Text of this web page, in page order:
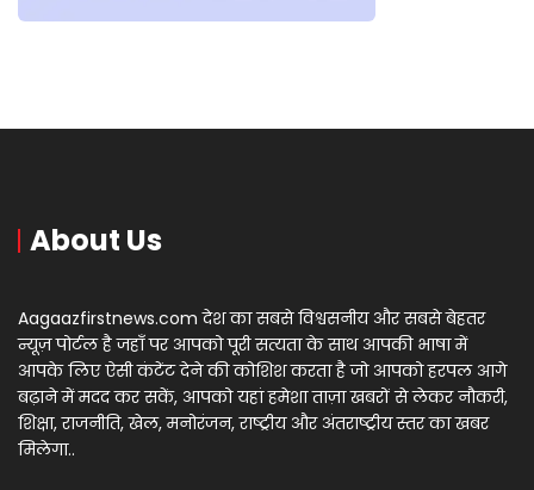
About Us
Aagaazfirstnews.com देश का सबसे विश्वसनीय और सबसे बेहतर
न्यूज़ पोर्टल है जहाँ पर आपको पूरी सत्यता के साथ आपकी भाषा में
आपके लिए ऐसी कंटेंट देने की कोशिश करता है जो आपको हरपल आगे
बढ़ाने में मदद कर सकें, आपको यहां हमेशा ताज़ा खबरों से लेकर नौकरी,
शिक्षा, राजनीति, खेल, मनोरंजन, राष्ट्रीय और अंतराष्ट्रीय स्तर का खबर
मिलेगा..